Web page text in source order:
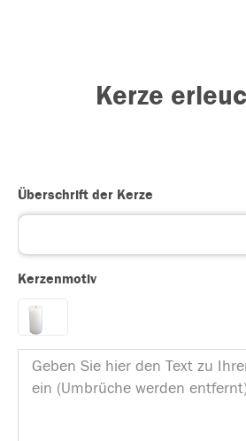
Kerze
Überschrift der Kerze
Kerzenmotiv